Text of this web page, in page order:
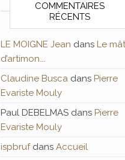
COMMENTAIRES
RÉCENTS
LE MOIGNE Jean dans Le mât
d’artimon….
Claudine Buscadans Pierre
Evariste Mouly
Paul DEBELMASdans Pierre
Evariste Mouly
ispbrufdans Accueil